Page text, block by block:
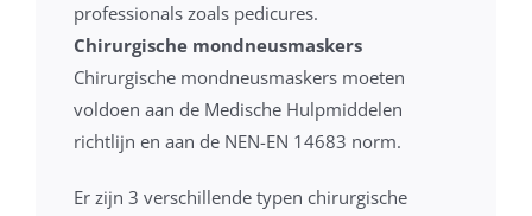
professionals zoals pedicures.
Chirurgische mondneusmaskers
Chirurgische mondneusmaskers moeten
voldoen aan de Medische Hulpmiddelen
richtlijn en aan de NEN-EN 14683 norm.
Er zijn 3 verschillende typen chirurgische